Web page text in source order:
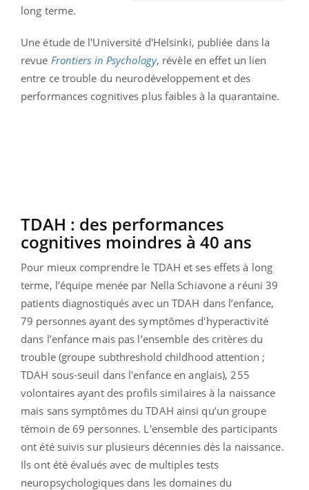
long terme.
Une étude de l'Université d'Helsinki, publiée dans la
revue Frontiers in Psychology, révèle en effet un lien
entre ce trouble du neurodéveloppement et des
performances cognitives plus faibles à la quarantaine.
TDAH : des performances
cognitives moindres à 40 ans
Pour mieux comprendre le TDAH et ses effets à long
terme, l’équipe menée par Nella Schiavone a réuni 39
patients diagnostiqués avec un TDAH dans l’enfance,
79 personnes ayant des symptômes d'hyperactivité
dans l’enfance mais pas l’ensemble des critères du
trouble (groupe subthreshold childhood attention ;
TDAH sous-seuil dans l'enfance en anglais), 255
volontaires ayant des profils similaires à la naissance
mais sans symptômes du TDAH ainsi qu’un groupe
témoin de 69 personnes. L'ensemble des participants
ont été suivis sur plusieurs décennies dès la naissance.
Ils ont été évalués avec de multiples tests
neuropsychologiques dans les domaines du